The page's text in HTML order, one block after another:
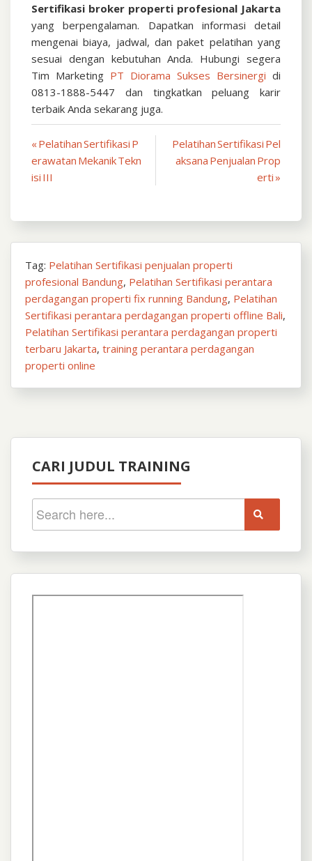
Sertifikasi broker properti profesional Jakarta
yang berpengalaman. Dapatkan informasi detail
mengenai biaya, jadwal, dan paket pelatihan yang
sesuai dengan kebutuhan Anda. Hubungi segera
Tim Marketing PT Diorama Sukses Bersinergi di
0813-1888-5447 dan tingkatkan peluang karir
terbaik Anda sekarang juga.
Navigasi
pos
« Pelatihan Sertifikasi P
erawatan Mekanik Tekn
isi III
Pelatihan Sertifikasi Pel
aksana Penjualan Prop
erti »
Tag: Pelatihan Sertifikasi penjualan properti
profesional Bandung, Pelatihan Sertifikasi perantara
perdagangan properti fix running Bandung, Pelatihan
Sertifikasi perantara perdagangan properti offline Bali,
Pelatihan Sertifikasi perantara perdagangan properti
terbaru Jakarta, training perantara perdagangan
properti online
CARI JUDUL TRAINING